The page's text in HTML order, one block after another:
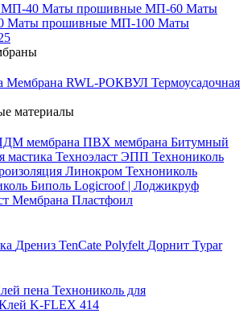
МП-40 Маты прошивные МП-60 Маты
Маты прошивные МП-100 Маты
Мембрана RWL-РОКВУЛ Термоусадочная
материалы
мембрана ПВХ мембрана Битумный
мастика Техноэласт ЭПП Технониколь
Линокром Технониколь
Биполь Logicroof | Лоджикруф
Мембрана Пластфоил
Дрениз TenCate Polyfelt Дорнит Typar
пена Технониколь для
K-FLEX 414